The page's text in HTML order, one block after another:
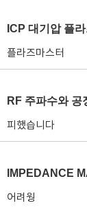
ICP 대기압 플
플라즈마스터
피했습니다
어려웡